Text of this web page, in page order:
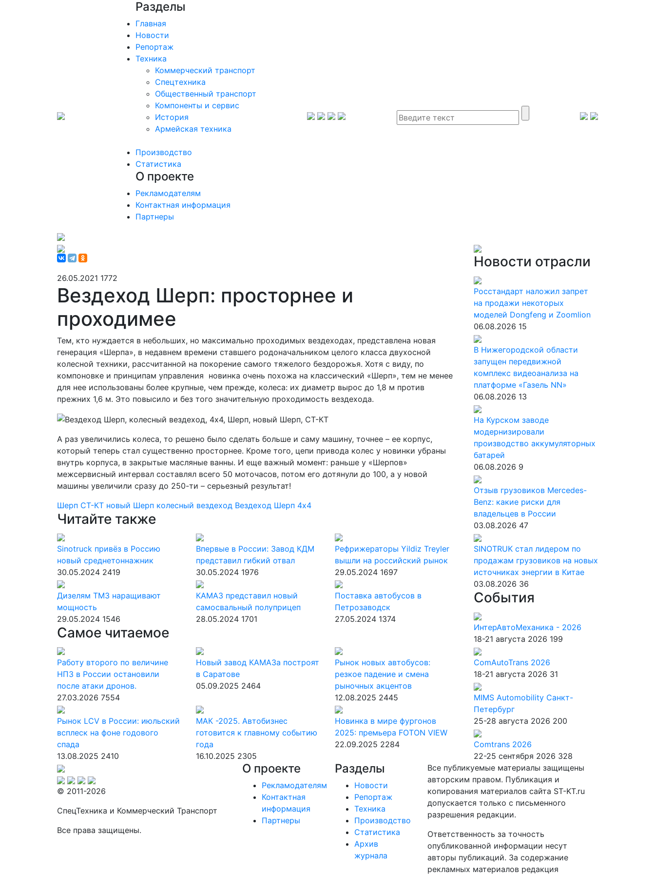
Разделы
Главная
Новости
Репортаж
Техника
Коммерческий транспорт
Спецтехника
Общественный транспорт
Компоненты и сервис
История
Армейская техника
Производство
Статистика
О проекте
Рекламодателям
Контактная информация
Партнеры
26.05.2021 1772
Вездеход Шерп: просторнее и
проходимее
Тем, кто нуждается в небольших, но максимально проходимых вездеходах, представлена новая
генерация «Шерпа», в недавнем времени ставшего родоначальником целого класса двухосной
колесной техники, рассчитанной на покорение самого тяжелого бездорожья. Хотя с виду, по
компоновке и принципам управления новинка очень похожа на классический «Шерп», тем не менее
для нее использованы более крупные, чем прежде, колеса: их диаметр вырос до 1,8 м против
прежних 1,6 м. Это повысило и без того значительную проходимость вездехода.
А раз увеличились колеса, то решено было сделать больше и саму машину, точнее – ее корпус,
который теперь стал существенно просторнее. Кроме того, цепи привода колес у новинки убраны
внутрь корпуса, в закрытые масляные ванны. И еще важный момент: раньше у «Шерпов»
межсервисный интервал составлял всего 50 моточасов, потом его дотянули до 100, а у новой
машины увеличили сразу до 250-ти – серьезный результат!
Шерп СТ-КТ новый Шерп колесный вездеход Вездеход Шерп 4х4
Читайте также
Sinotruck привёз в Россию
новый среднетоннажник
30.05.2024 2419
Впервые в России: Завод КДМ
представил гибкий отвал
30.05.2024 1976
Рефрижераторы Yildiz Treyler
вышли на российский рынок
29.05.2024 1697
Дизелям ТМЗ наращивают
мощность
29.05.2024 1546
КАМАЗ представил новый
самосвальный полуприцеп
28.05.2024 1701
Поставка автобусов в
Петрозаводск
27.05.2024 1374
Самое читаемое
Работу второго по величине
НПЗ в России остановили
после атаки дронов.
27.03.2026 7554
Новый завод КАМАЗа построят
в Саратове
05.09.2025 2464
Рынок новых автобусов:
резкое падение и смена
рыночных акцентов
12.08.2025 2445
Рынок LCV в России: июльский
всплеск на фоне годового
спада
13.08.2025 2410
МАК -2025. Автобизнес
готовится к главному событию
года
16.10.2025 2305
Новинка в мире фургонов
2025: премьера FOTON VIEW
22.09.2025 2284
Новости отрасли
Росстандарт наложил запрет
на продажи некоторых
моделей Dongfeng и Zoomlion
06.08.2026 15
В Нижегородской области
запущен передвижной
комплекс видеоанализа на
платформе «Газель NN»
06.08.2026 13
На Курском заводе
модернизировали
производство аккумуляторных
батарей
06.08.2026 9
Отзыв грузовиков Mercedes-
Benz: какие риски для
владельцев в России
03.08.2026 47
SINOTRUK стал лидером по
продажам грузовиков на новых
источниках энергии в Китае
03.08.2026 36
События
ИнтерАвтоМеханика - 2026
18-21 августа 2026 199
ComAutoTrans 2026
18-21 августа 2026 31
MIMS Automobility Санкт-
Петербург
25-28 августа 2026 200
Comtrans 2026
22-25 сентября 2026 328
© 2011-2026
СпецТехника и Коммерческий Транспорт
Все права защищены.
О проекте
Рекламодателям
Контактная
информация
Партнеры
Разделы
Новости
Репортаж
Техника
Производство
Статистика
Архив
журнала
Все публикуемые материалы защищены
авторским правом. Публикация и
копирования материалов сайта ST-KT.ru
допускается только с письменного
разрешения редакции.
Ответственность за точность
опубликованной информации несут
авторы публикаций. За содержание
рекламных материалов редакция